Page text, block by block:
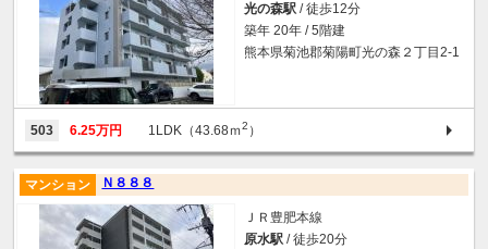
光の森駅 / 徒歩12分
築年 20年 / 5階建
熊本県菊池郡菊陽町光の森２丁目2-1
503 6.25万円 1LDK（43.68ｍ2 ）
Ｎ８８８
マンション
ＪＲ豊肥本線
原水駅 / 徒歩20分